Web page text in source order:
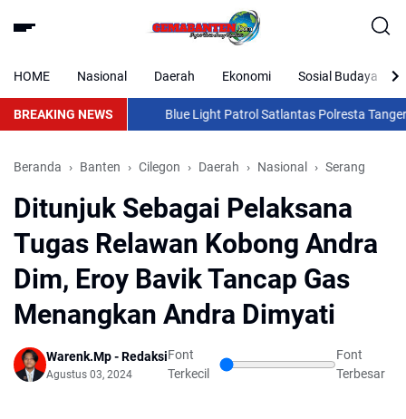
HOME Nasional Daerah Ekonomi Sosial Budaya
BREAKING NEWS Blue Light Patrol Satlantas Polresta Tangerang
Beranda Banten Cilegon Daerah Nasional Serang
Ditunjuk Sebagai Pelaksana
Tugas Relawan Kobong Andra
Dim, Eroy Bavik Tancap Gas
Menangkan Andra Dimyati
Warenk.Mp - Redaksi
Agustus 03, 2024
Font
Terkecil
Font
Terbesar